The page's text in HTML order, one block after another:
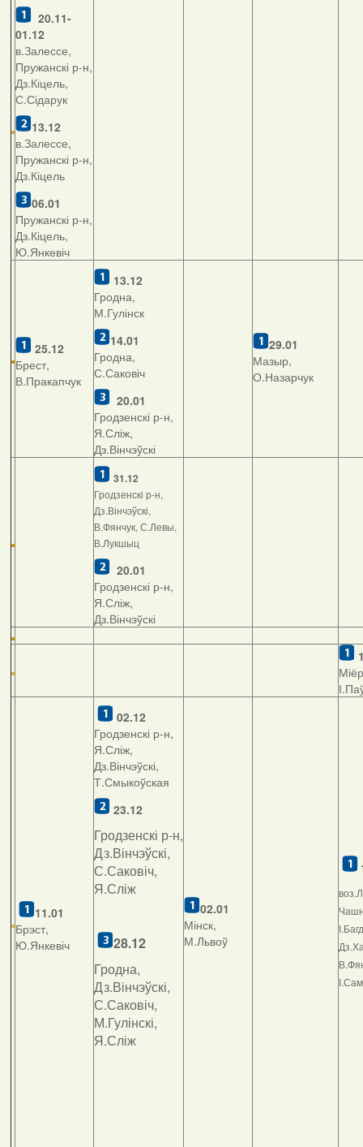
20.11-
01.12
в.Залессе,
Пружанскі р-н,
Дз.Кіцель,
С.Сідарук
13.12
в.Залессе,
Пружанскі р-н,
Дз.Кіцель
06.01
Пружанскі р-н,
Дз.Кіцель,
Ю.Янкевіч
25.12
Брест,
В.Пракапчук
13.12
Гродна,
М.Гулінск
14.01
Гродна,
С.Саковіч
20.01
Гродзенскі р-н,
Я.Сліж,
Дз.Вінчэўскі
29.01
Мазыр,
О.Назарчук
31.12
Гродзенскі р-н,
Дз.Вінчэўскі,
В.Фянчук, С.Левы,
В.Лукшыц
20.01
Гродзенскі р-н,
Я.Сліж,
Дз.Вінчэўскі
11.01
Брэст,
Ю.Янкевіч
02.12
Гродзенскі р-н,
Я.Сліж,
Дз.Вінчэўскі,
Т.Смыкоўская
23.12
Гродзенскі р-н,
Дз.Вінчэўскі,
С.Саковіч,
Я.Сліж
28.12
Гродна,
Дз.Вінчэўскі,
С.Саковіч,
М.Гулінскі,
Я.Сліж
02.01
Мінск,
М.Львоў